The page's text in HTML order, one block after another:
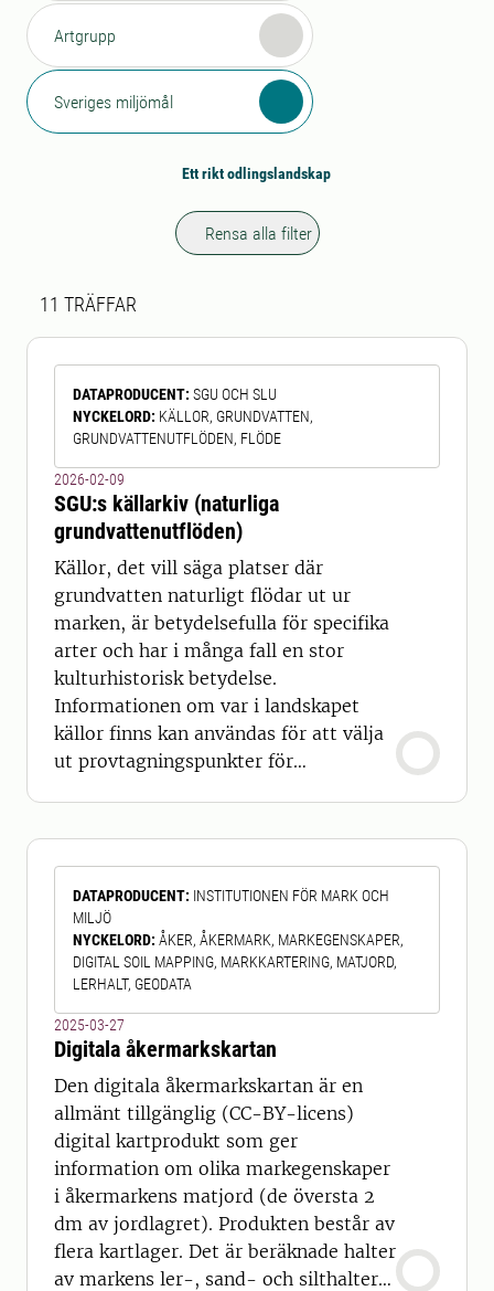
Artgrupp
Sveriges miljömål
Ett rikt odlingslandskap
Rensa alla filter
Sökresultat
11 TRÄFFAR
DATAPRODUCENT: SGU OCH SLU
NYCKELORD: KÄLLOR, GRUNDVATTEN,
GRUNDVATTENUTFLÖDEN, FLÖDE
2026-02-09
SGU:s källarkiv (naturliga
grundvattenutflöden)
Källor, det vill säga platser där
grundvatten naturligt flödar ut ur
marken, är betydelsefulla för specifika
arter och har i många fall en stor
kulturhistorisk betydelse.
Informationen om var i landskapet
källor finns kan användas för att välja
ut provtagningspunkter för
skötsel och avverkning av skog.
Informationen kan även användas vid
rapportering till EU:s art- och
habitatdirektiv. Sveriges geologiska
undersökning (SG
DATAPRODUCENT: INSTITUTIONEN FÖR MARK OCH
MILJÖ
NYCKELORD: ÅKER, ÅKERMARK, MARKEGENSKAPER,
DIGITAL SOIL MAPPING, MARKKARTERING, MATJORD,
LERHALT, GEODATA
2025-03-27
Digitala åkermarkskartan
Den digitala åkermarkskartan är en
allmänt tillgänglig (CC-BY-licens)
digital kartprodukt som ger
information om olika markegenskaper
i åkermarkens matjord (de översta 2
dm av jordlagret). Produkten består av
flera kartlager. Det är beräknade halter
av markens ler-, sand- och silthalter i